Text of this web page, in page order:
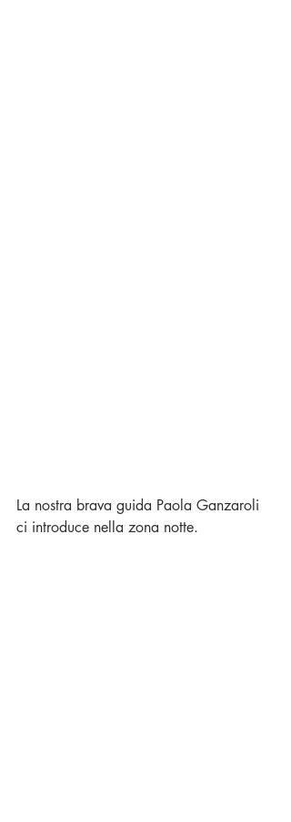
La nostra brava guida Paola Ganzaroli
ci introduce nella zona notte.